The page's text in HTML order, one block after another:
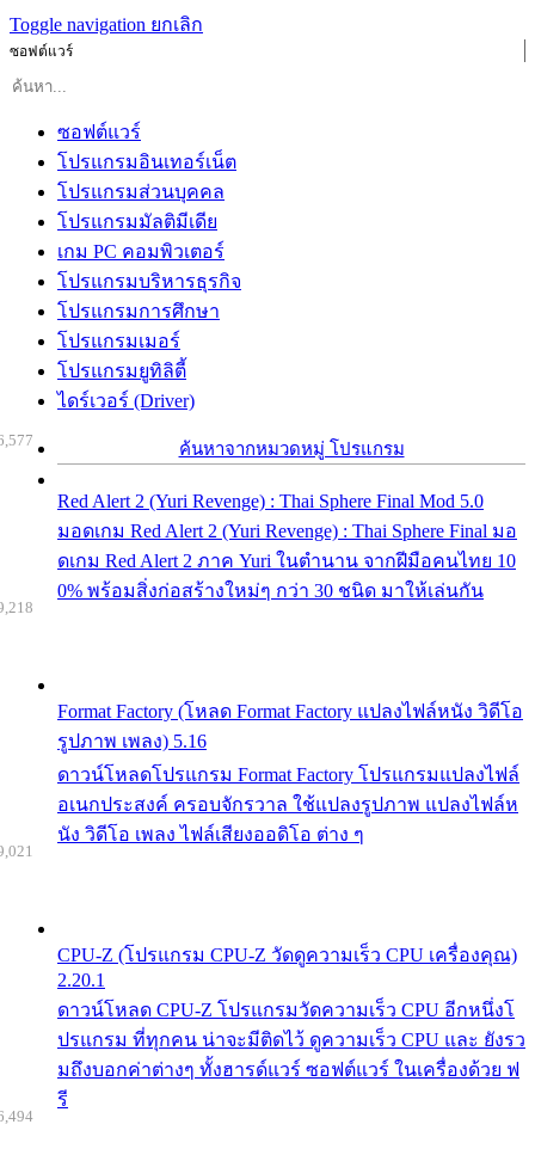
Toggle navigation ยกเลิก
ซอฟต์แวร์
ซอฟต์แวร์
โปรแกรมอินเทอร์เน็ต
โปรแกรมส่วนบุคคล
โปรแกรมมัลติมีเดีย
เกม PC คอมพิวเตอร์
โปรแกรมบริหารธุรกิจ
โปรแกรมการศึกษา
โปรแกรมเมอร์
โปรแกรมยูทิลิตี้
ไดร์เวอร์ (Driver)
ค้นหาจากหมวดหมู่ โปรแกรม
Red Alert 2 (Yuri Revenge) : Thai Sphere Final Mod 5.0
มอดเกม Red Alert 2 (Yuri Revenge) : Thai Sphere Final มอ
ดเกม Red Alert 2 ภาค Yuri ในตำนาน จากฝีมือคนไทย 10
0% พร้อมสิ่งก่อสร้างใหม่ๆ กว่า 30 ชนิด มาให้เล่นกัน
Format Factory (โหลด Format Factory แปลงไฟล์หนัง วิดีโอ
รูปภาพ เพลง) 5.16
ดาวน์โหลดโปรแกรม Format Factory โปรแกรมแปลงไฟล์
อเนกประสงค์ ครอบจักรวาล ใช้แปลงรูปภาพ แปลงไฟล์ห
นัง วิดีโอ เพลง ไฟล์เสียงออดิโอ ต่าง ๆ
CPU-Z (โปรแกรม CPU-Z วัดดูความเร็ว CPU เครื่องคุณ)
2.20.1
ดาวน์โหลด CPU-Z โปรแกรมวัดความเร็ว CPU อีกหนึ่งโ
ปรแกรม ที่ทุกคน น่าจะมีติดไว้ ดูความเร็ว CPU และ ยังรว
มถึงบอกค่าต่างๆ ทั้งฮารด์แวร์ ซอฟต์แวร์ ในเครื่องด้วย ฟ
รี